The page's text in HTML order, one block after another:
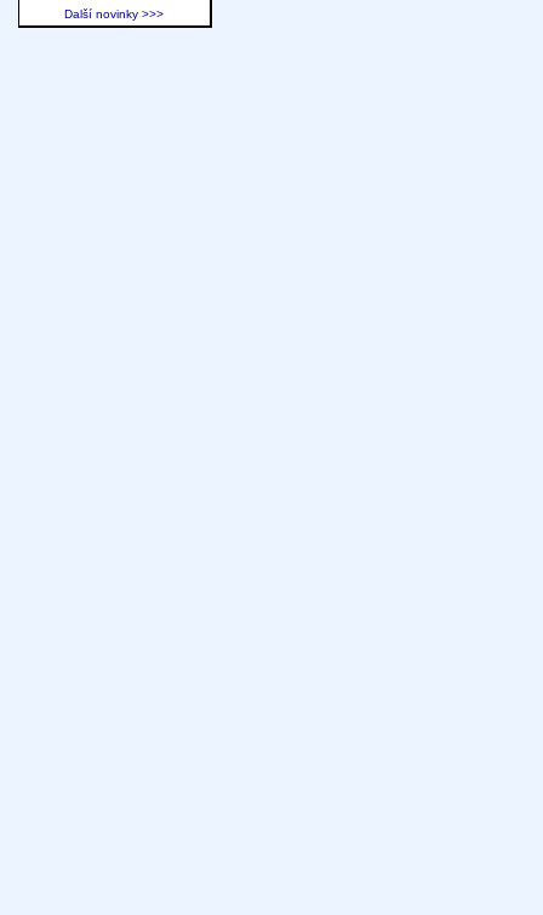
Další novinky >>>